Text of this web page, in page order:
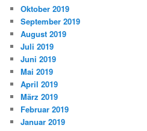
Oktober 2019
September 2019
August 2019
Juli 2019
Juni 2019
Mai 2019
April 2019
März 2019
Februar 2019
Januar 2019